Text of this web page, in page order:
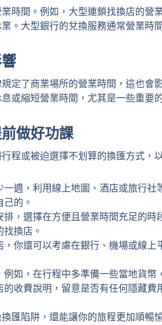
時間。例如，大型連鎖找換店的
。大型銀行的兌換服務通常營業時
定了商業場所的營業時間，這也會
或縮短營業時間，尤其是一些重要
做好功課
程或被迫選擇不划算的換匯方式，
一週，利用線上地圖、酒店或旅行
的。
排，選擇在方便且營業時間充足的
換店。
，你還可以考慮在銀行、機場或線
如，在行程中多準備一些當地貨
的收費說明，留意是否有任何隱藏
匯陷阱，還能讓你的旅程更加順暢